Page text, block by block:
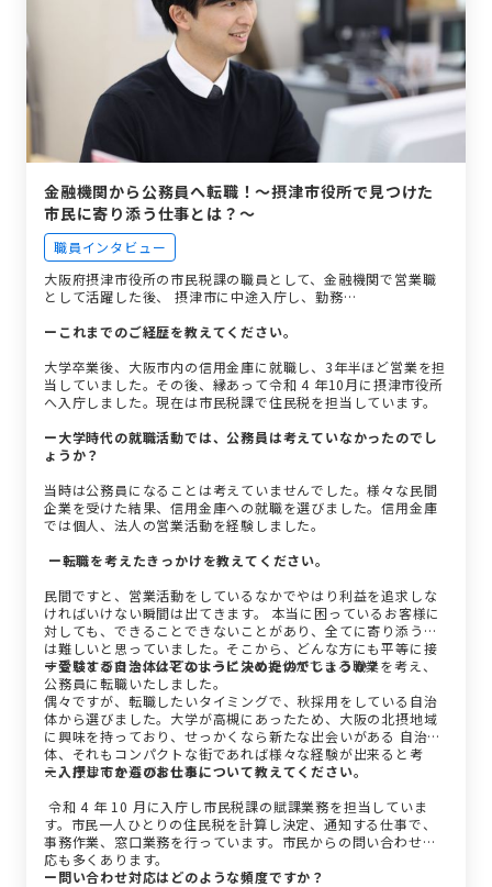
金融機関から公務員へ転職！〜摂津市役所で見つけた
市民に寄り添う仕事とは？〜
職員インタビュー
大阪府摂津市役所の市民税課の職員として、金融機関で営業職
として活躍した後、 摂津市に中途入庁し、勤務…
ーこれまでのご経歴を教えてください。
大学卒業後、大阪市内の信用金庫に就職し、3年半ほど営業を担
当していました。その後、縁あって令和 4 年10月に摂津市役所
へ入庁しました。現在は市民税課で住民税を担当しています。
ー大学時代の就職活動では、公務員は考えていなかったのでし
ょうか？
当時は公務員になることは考えていませんでした。様々な民間
企業を受けた結果、信用金庫への就職を選びました。信用金庫
では個人、法人の営業活動を経験しました。
ー転職を考えたきっかけを教えてください。
民間ですと、営業活動をしているなかでやはり利益を追求しな
ければいけない瞬間は出てきます。 本当に困っているお客様に
対しても、できることできないことがあり、全てに寄り添うの
は難しいと思っていました。そこから、どんな方にも平等に接
することができ、公平なサービスの提供ができる職業を考え、
公務員に転職いたしました。
ー受験する自治体はどのように決めたのでしょうか？
偶々ですが、転職したいタイミングで、秋採用をしている自治
体から選びました。大学が高槻にあったため、大阪の北摂地域
に興味を持っており、せっかくなら新たな出会いがある 自治
体、それもコンパクトな街であれば様々な経験が出来ると考
え、摂津市を選びました。
ー入庁してからのお仕事について教えてください。
令和 4 年 10 月に入庁し市民税課の賦課業務を担当していま
す。市民一人ひとりの住民税を計算し決定、通知する仕事で、
事務作業、窓口業務を行っています。市民からの問い合わせ対
応も多くあります。
ー問い合わせ対応はどのような頻度ですか？